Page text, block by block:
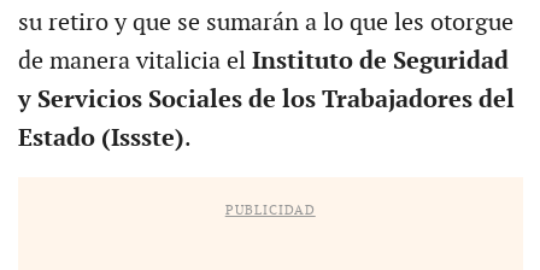
su retiro y que se sumarán a lo que les otorgue
de manera vitalicia el Instituto de Seguridad
y Servicios Sociales de los Trabajadores del
Estado (Issste).
PUBLICIDAD